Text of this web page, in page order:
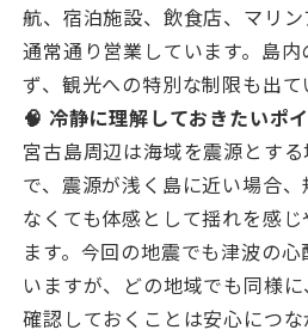
航、宿泊施設、飲食店、マリ
通常通り営業しています。島
ず、観光への特別な制限も出て
🧠 冷静に理解しておきたいポ
宮古島周辺は海域を震源とす
で、震源が浅く島に近い場合
なくても体感として揺れを感
ます。今回の地震でも津波の
いますが、どの地域でも同様
確認しておくことは安心につな